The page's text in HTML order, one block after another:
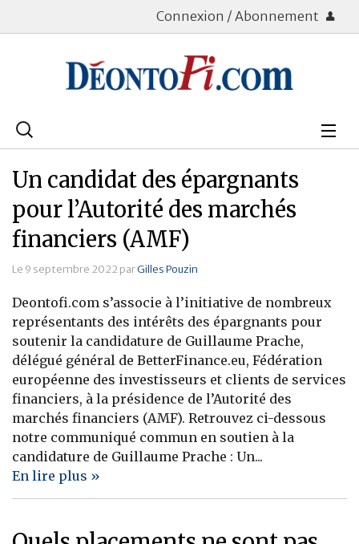
Connexion / Abonnement
Rechercher
Bourse
Placements
Assurance Vie
Patrimoine
Immobilier
Banque
Un candidat des épargnants
pour l’Autorité des marchés
financiers (AMF)
Le 9 septembre 2022 parGilles Pouzin
Deontofi.com s’associe à l’initiative de nombreux
représentants des intérêts des épargnants pour
soutenir la candidature de Guillaume Prache,
délégué général de BetterFinance.eu, Fédération
européenne des investisseurs et clients de services
financiers, à la présidence de l’Autorité des
marchés financiers (AMF). Retrouvez ci-dessous
notre communiqué commun en soutien à la
candidature de Guillaume Prache : Un...
En lire plus »